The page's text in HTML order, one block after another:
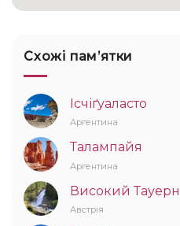
Схожі памʼятки
Ісчіґуаласто
Аргентина
Талампайя
Аргентина
Високий Тауерн
Австрія